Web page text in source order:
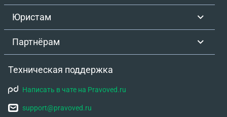
Юристам
Партнёрам
Техническая поддержка
Написать в чате на Pravoved.ru
support@pravoved.ru